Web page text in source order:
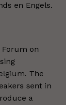
en Engels.
Forum on
The
sent in
a